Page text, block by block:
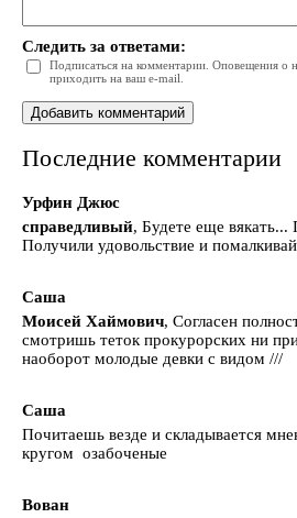
Следить за ответами:
Подписаться на комментарии. Оповещения о
приходить на ваш e-mail.
Последние комментарии
Урфин Джюс
справедливый, Будете еще
Получили удовольствие и
Саша
Моисей Хаймович, Согласен
смотришь теток прокурорских ни
наоборот молодые девки с видом ///
Саша
Почитаешь везде и складывается
кругом озабоченые
Вован